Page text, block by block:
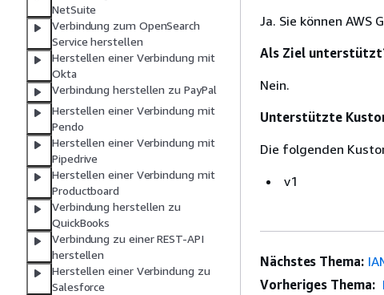
NetSuite
Verbindung zum OpenSearch
Service herstellen
Herstellen einer Verbindung mit
Okta
Verbindung herstellen zu PayPal
Herstellen einer Verbindung mit
Pendo
Herstellen einer Verbindung mit
Pipedrive
Herstellen einer Verbindung mit
Productboard
Verbindung herstellen zu
QuickBooks
Verbindung zu einer REST-API
herstellen
Herstellen einer Verbindung zu
Salesforce
Ja. Sie können AWS
Als Ziel
Nein.
Unterstützte
Die folgenden
v1
Nächstes Thema:
Vorheriges Thema: